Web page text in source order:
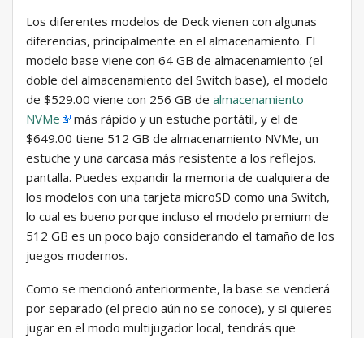
Los diferentes modelos de Deck vienen con algunas
diferencias, principalmente en el almacenamiento. El
modelo base viene con 64 GB de almacenamiento (el
doble del almacenamiento del Switch base), el modelo
de $529.00 viene con 256 GB de almacenamiento
NVMe
más rápido y un estuche portátil, y el de
$649.00 tiene 512 GB de almacenamiento NVMe, un
estuche y una carcasa más resistente a los reflejos.
pantalla. Puedes expandir la memoria de cualquiera de
los modelos con una tarjeta microSD como una Switch,
lo cual es bueno porque incluso el modelo premium de
512 GB es un poco bajo considerando el tamaño de los
juegos modernos.
Como se mencionó anteriormente, la base se venderá
por separado (el precio aún no se conoce), y si quieres
jugar en el modo multijugador local, tendrás que